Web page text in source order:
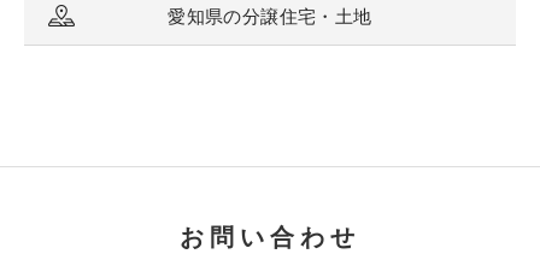
愛知県の分譲住宅・土地
お問い合わせ